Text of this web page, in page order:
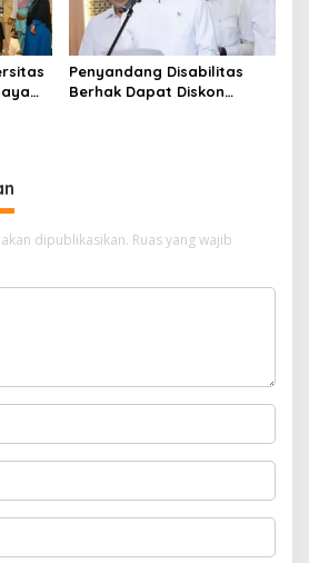
Penyandang Disabilitas
Berhak Dapat Diskon
dipublikasikan. Ruas yang wajib